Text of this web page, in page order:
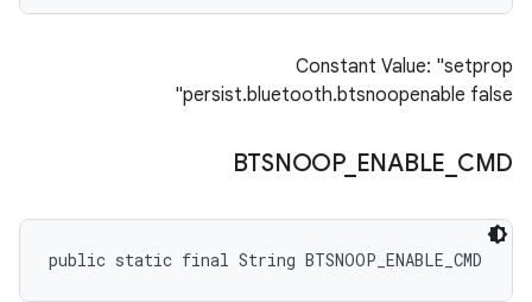
Constant Value: "setprop
persist.bluetooth.btsnoopenable false"
BTSNOOP_ ENABLE CMD
public static final String BTSNOOP_ENABLE_CMD